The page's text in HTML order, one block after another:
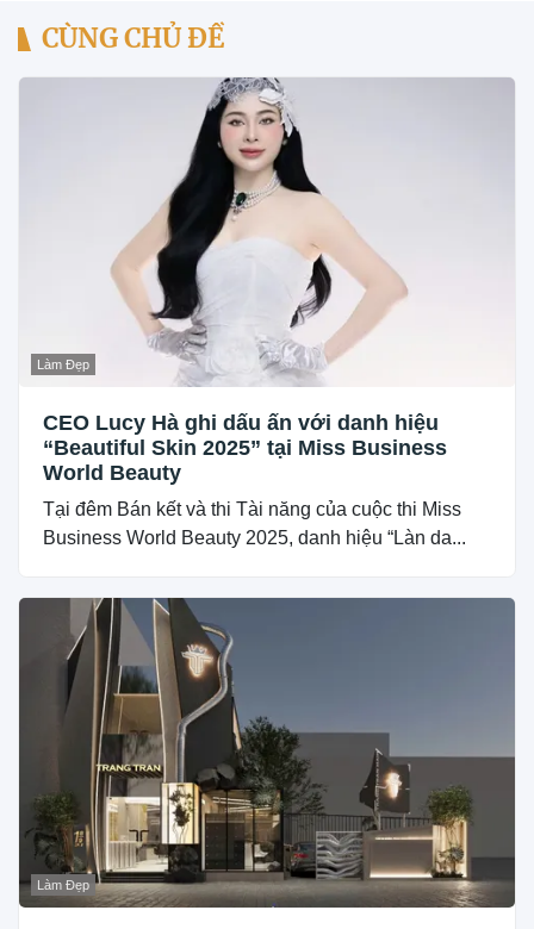
CÙNG CHỦ ĐỀ
Làm Đẹp
CEO Lucy Hà ghi dấu ấn với danh hiệu
“Beautiful Skin 2025” tại Miss Business
World Beauty
Tại đêm Bán kết và thi Tài năng của cuộc thi Miss
Business World Beauty 2025, danh hiệu “Làn da...
Làm Đẹp